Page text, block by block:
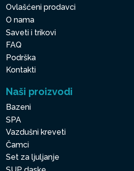
Ovlašćeni prodavci
O nama
Saveti i trikovi
FAQ
Podrška
Kontakti
Naši proizvodi
Bazeni
SPA
Vazdušni kreveti
Čamci
Set za ljuljanje